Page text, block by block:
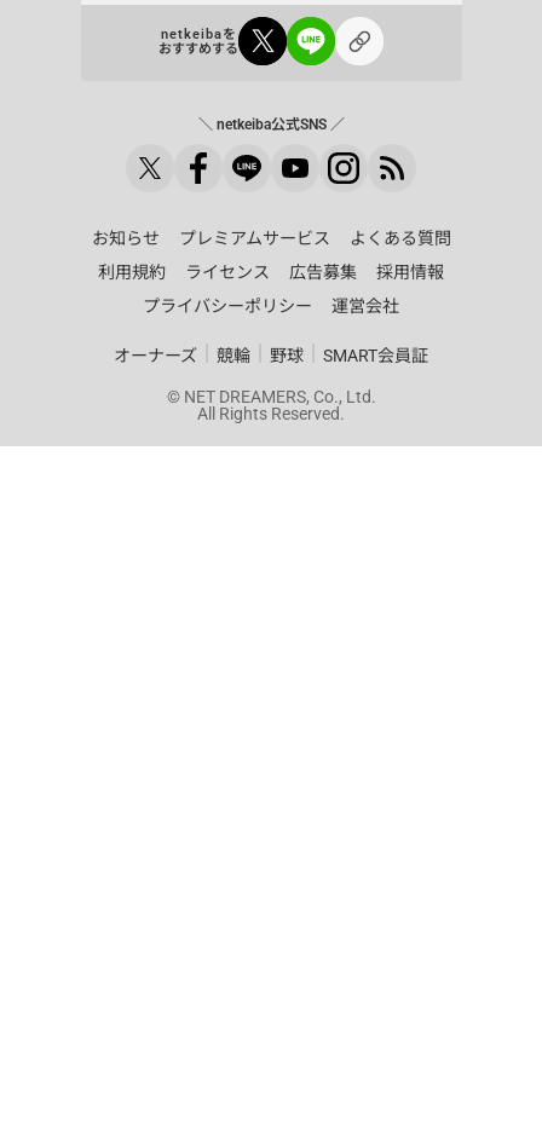
netkeibaを
おすすめする
＼ netkeiba公式SNS ／
お知らせ プレミアムサービス
よくある質問
利用規約
ライセンス 広告募集
採用情報
プライバシーポリシー
運営会社
オーナーズ 競輪 野球 SMART会員証
© NET DREAMERS, Co., Ltd.
All Rights Reserved.